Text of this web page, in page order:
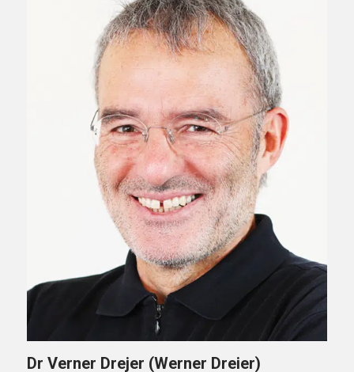
Dr Verner Drejer (Werner Dreier)